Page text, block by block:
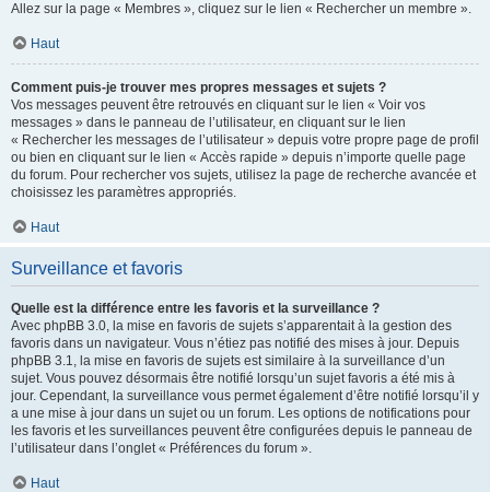
Allez sur la page « Membres », cliquez sur le lien « Rechercher un membre ».
Haut
Comment puis-je trouver mes propres messages et sujets ?
Vos messages peuvent être retrouvés en cliquant sur le lien « Voir vos
messages » dans le panneau de l’utilisateur, en cliquant sur le lien
« Rechercher les messages de l’utilisateur » depuis votre propre page de profil
ou bien en cliquant sur le lien « Accès rapide » depuis n’importe quelle page
du forum. Pour rechercher vos sujets, utilisez la page de recherche avancée et
choisissez les paramètres appropriés.
Haut
Surveillance et favoris
Quelle est la différence entre les favoris et la surveillance ?
Avec phpBB 3.0, la mise en favoris de sujets s’apparentait à la gestion des
favoris dans un navigateur. Vous n’étiez pas notifié des mises à jour. Depuis
phpBB 3.1, la mise en favoris de sujets est similaire à la surveillance d’un
sujet. Vous pouvez désormais être notifié lorsqu’un sujet favoris a été mis à
jour. Cependant, la surveillance vous permet également d’être notifié lorsqu’il y
a une mise à jour dans un sujet ou un forum. Les options de notifications pour
les favoris et les surveillances peuvent être configurées depuis le panneau de
l’utilisateur dans l’onglet « Préférences du forum ».
Haut